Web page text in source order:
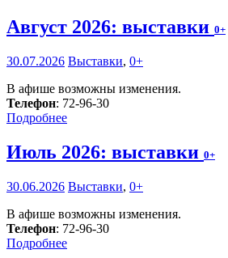
Август 2026: выставки 0+
30.07.2026 Выставки, 0+
В афише возможны изменения.
Телефон: 72-96-30
Подробнее
Июль 2026: выставки 0+
30.06.2026 Выставки, 0+
В афише возможны изменения.
Телефон: 72-96-30
Подробнее